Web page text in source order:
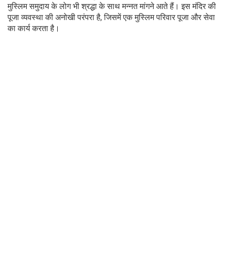
मुस्लिम समुदाय के लोग भी श्रद्धा के साथ मन्नत मांगने आते हैं। इस मंदिर की
पूजा व्यवस्था की अनोखी परंपरा है, जिसमें एक मुस्लिम परिवार पूजा और सेवा
का कार्य करता है।